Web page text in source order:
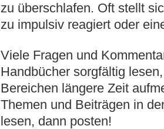
zu überschlafen. Oft stellt
zu impulsiv reagiert oder
Viele Fragen und
Handbücher sorgfältig
Bereichen längere Zeit
Themen und Beiträgen in
lesen, dann posten!